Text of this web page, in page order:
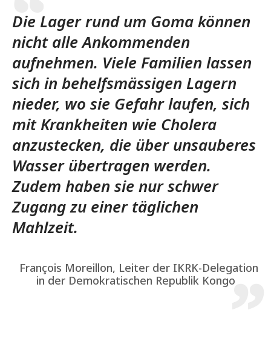
Die Lager rund um Goma können
nicht alle Ankommenden
aufnehmen. Viele Familien lassen
sich in behelfsmässigen Lagern
nieder, wo sie Gefahr laufen, sich
mit Krankheiten wie Cholera
anzustecken, die über unsauberes
Wasser übertragen werden.
Zudem haben sie nur schwer
Zugang zu einer täglichen
Mahlzeit.
François Moreillon, Leiter der IKRK-Delegation
in der Demokratischen Republik Kongo